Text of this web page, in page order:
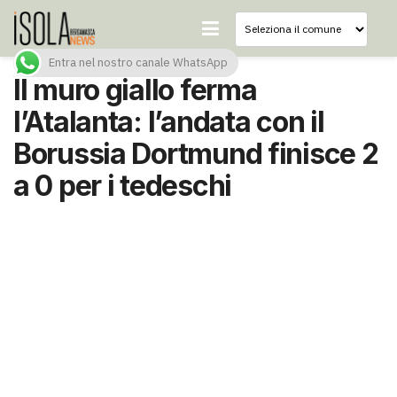
Il muro giallo ferma
l’Atalanta: l’andata con il
Borussia Dortmund finisce 2
a 0 per i tedeschi
Entra nel nostro canale WhatsApp